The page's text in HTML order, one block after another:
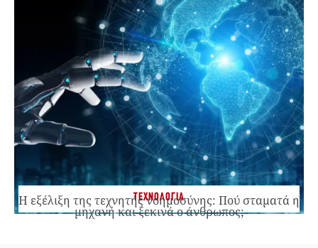
ΤΕΧΝΟΛΟΓΙΑ
Η εξέλιξη της τεχνητής νοημοσύνης: Πού σταματά η
μηχανή και ξεκινά ο άνθρωπος;